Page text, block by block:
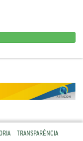
TRANSPARÊNCIA